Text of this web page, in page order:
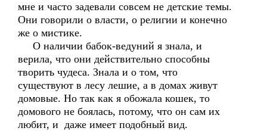
мне и часто задевали совсем не детские темы.
Они говорили о власти, о религии и конечно
же о мистике.
О наличии бабок-ведуний я знала, и
верила, что они действительно способны
творить чудеса. Знала и о том, что
существуют в лесу лешие, а в домах живут
домовые. Но так как я обожала кошек, то
домового не боялась, потому, что он сам их
любит, и даже имеет подобный вид.